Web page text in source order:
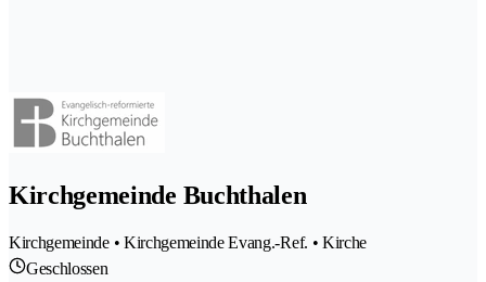
Kirchgemeinde Buchthalen
Kirchgemeinde • Kirchgemeinde Evang.-Ref. • Kirche
Geschlossen